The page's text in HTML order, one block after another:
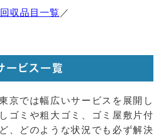
回収品目一覧 ／
ービス一覧
京では幅広いサービスを展開し
ゴミや粗大ゴミ、ゴミ屋敷片付
、どのような状況でも必ず解決